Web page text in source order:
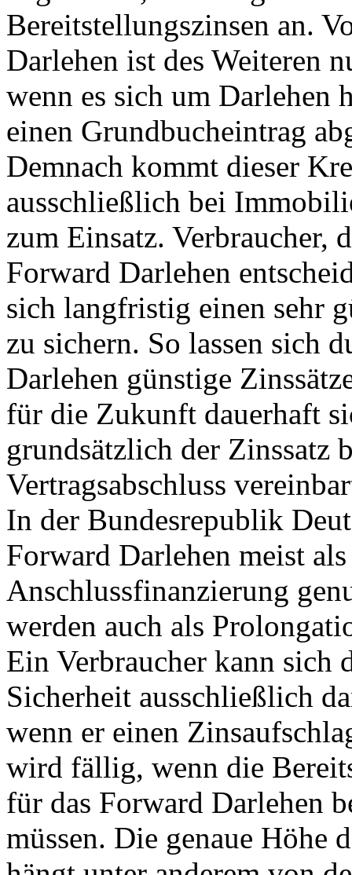
Bereitstellungszinsen an.
Darlehen ist des Weiteren
wenn es sich um Darlehen
einen Grundbucheintrag
Demnach kommt dieser
ausschließlich bei
zum Einsatz. Verbraucher,
Forward Darlehen
sich langfristig einen sehr
zu sichern. So lassen sich
Darlehen günstige
für die Zukunft dauerhaft
grundsätzlich der Zinssatz
Vertragsabschluss
In der Bundesrepublik
Forward Darlehen meist als
Anschlussfinanzierung
werden auch als
Ein Verbraucher kann sich
Sicherheit ausschließlich
wenn er einen
wird fällig, wenn die
für das Forward Darlehen
müssen. Die genaue Höhe